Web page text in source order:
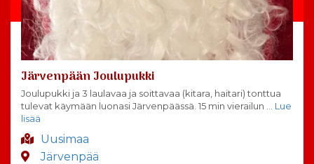
Järvenpään Joulupukki
Joulupukki ja 3 laulavaa ja soittavaa (kitara, haitari) tonttua
tulevat käymään luonasi Järvenpäässä. 15 min vierailun … Lue
lisää
Uusimaa
Järvenpää